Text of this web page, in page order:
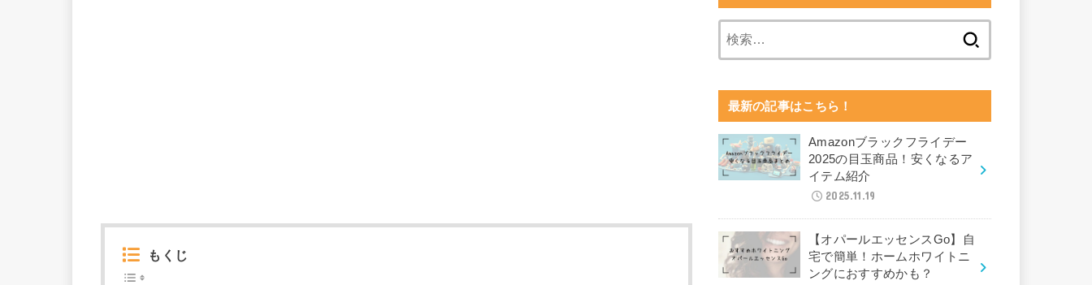
もくじ
最新の記事はこちら！
Amazonブラックフライデー
2025の目玉商品！安くなるア
イテム紹介
2025.11.19
【オパールエッセンスGo】自
宅で簡単！ホームホワイトニ
ングにおすすめかも？